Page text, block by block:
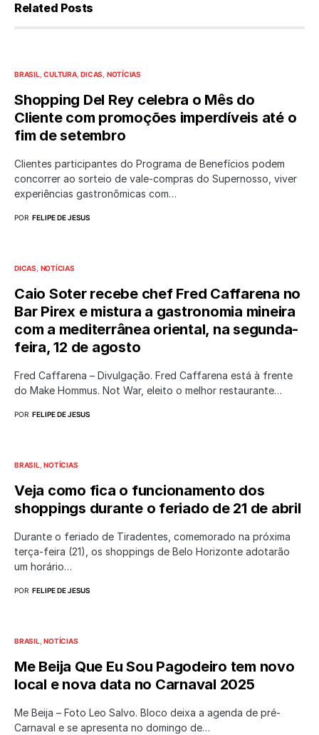
Related Posts
BRASIL CULTURA DICAS NOTÍCIAS
Shopping Del Rey celebra o Mês do
Cliente com promoções imperdíveis até o
fim de setembro
Clientes participantes do Programa de Benefícios podem
concorrer ao sorteio de vale-compras do Supernosso, viver
experiências gastronômicas com…
POR FELIPE DE JESUS
DICAS NOTÍCIAS
Caio Soter recebe chef Fred Caffarena no
Bar Pirex e mistura a gastronomia mineira
com a mediterrânea oriental, na segunda-
feira, 12 de agosto
Fred Caffarena – Divulgação. Fred Caffarena está à frente
do Make Hommus. Not War, eleito o melhor restaurante…
POR FELIPE DE JESUS
BRASIL NOTÍCIAS
Veja como fica o funcionamento dos
shoppings durante o feriado de 21 de abril
Durante o feriado de Tiradentes, comemorado na próxima
terça-feira (21), os shoppings de Belo Horizonte adotarão
um horário…
POR FELIPE DE JESUS
BRASIL NOTÍCIAS
Me Beija Que Eu Sou Pagodeiro tem novo
local e nova data no Carnaval 2025
Me Beija – Foto Leo Salvo. Bloco deixa a agenda de pré-
Carnaval e se apresenta no domingo de…